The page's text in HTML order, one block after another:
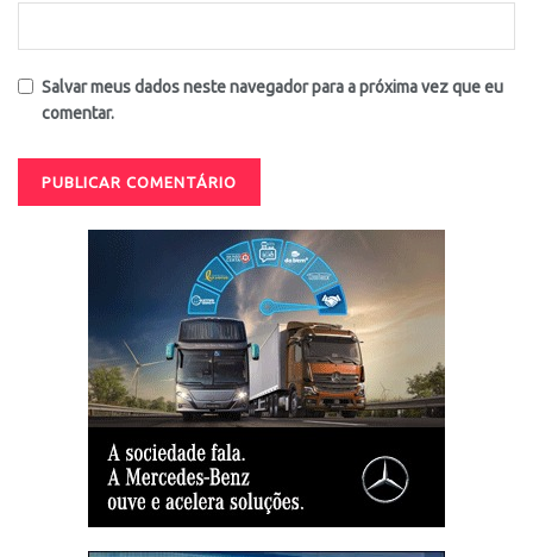
Salvar meus dados neste navegador para a próxima vez que eu
comentar.